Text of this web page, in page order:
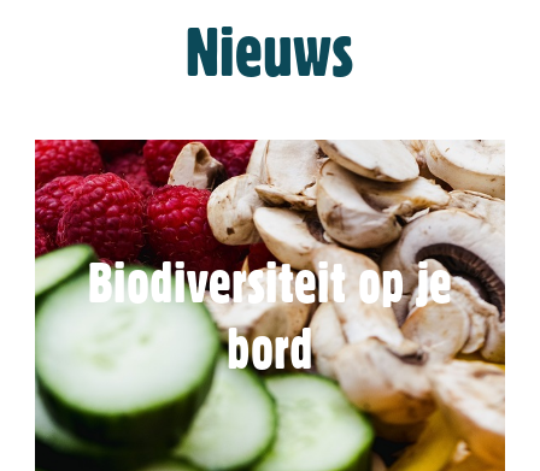
Nieuws
Biodiversiteit op je
bord